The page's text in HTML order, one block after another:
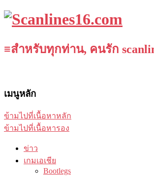
≡สำหรับทุกท่าน, คนรัก
เมนูหลัก
ข้ามไปที่เนื้อหาหลัก
ข้ามไปที่เนื้อหารอง
ข่าว
เกมเอเชีย
Bootlegs